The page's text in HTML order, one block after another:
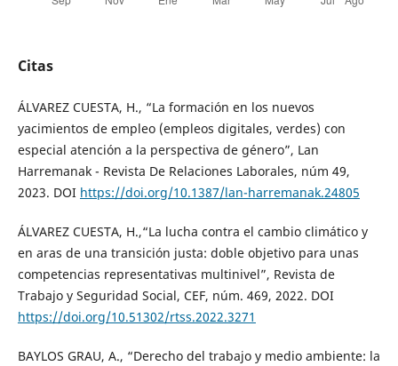
Citas
ÁLVAREZ CUESTA, H., “La formación en los nuevos
yacimientos de empleo (empleos digitales, verdes) con
especial atención a la perspectiva de género”, Lan
Harremanak - Revista De Relaciones Laborales, núm 49,
2023. DOI https://doi.org/10.1387/lan-harremanak.24805
ÁLVAREZ CUESTA, H.,“La lucha contra el cambio climático y
en aras de una transición justa: doble objetivo para unas
competencias representativas multinivel”, Revista de
Trabajo y Seguridad Social, CEF, núm. 469, 2022. DOI
https://doi.org/10.51302/rtss.2022.3271
BAYLOS GRAU, A., “Derecho del trabajo y medio ambiente: la